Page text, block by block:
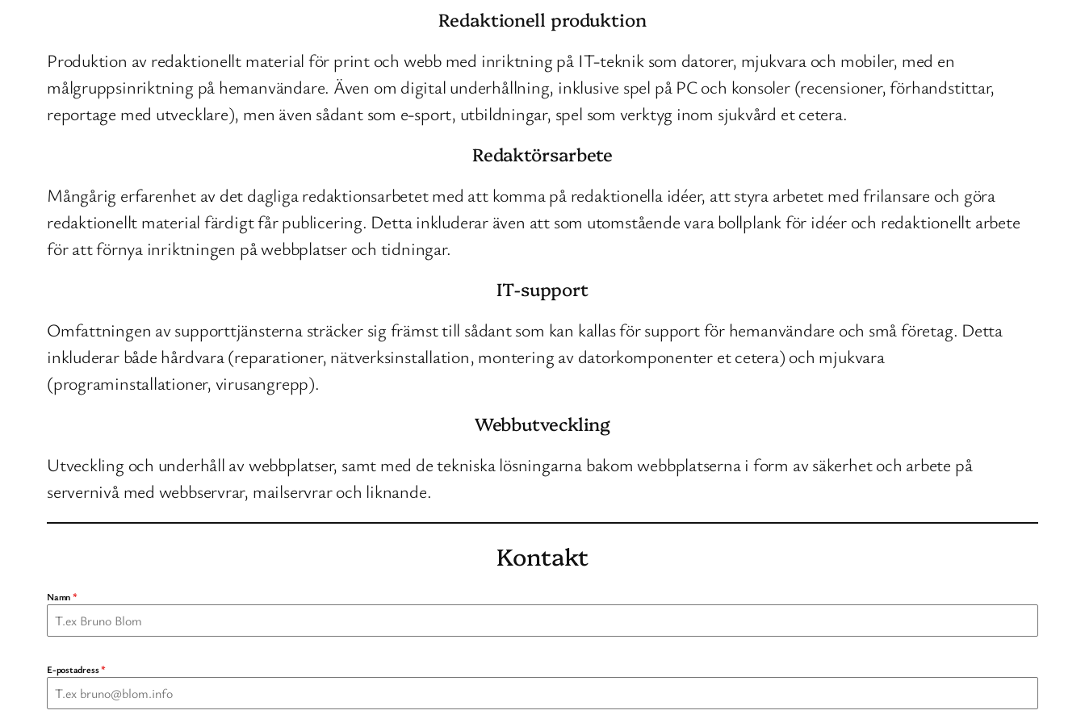
Redaktionell produktion
Produktion av redaktionellt material för print och webb med inriktning på IT-teknik som datorer, mjukvara och mobiler, med en
målgruppsinriktning på hemanvändare. Även om digital underhållning, inklusive spel på PC och konsoler (recensioner, förhandstittar,
reportage med utvecklare), men även sådant som e-sport, utbildningar, spel som verktyg inom sjukvård et cetera.
Redaktörsarbete
Mångårig erfarenhet av det dagliga redaktionsarbetet med att komma på redaktionella idéer, att styra arbetet med frilansare och göra
redaktionellt material färdigt får publicering. Detta inkluderar även att som utomstående vara bollplank för idéer och redaktionellt arbete
för att förnya inriktningen på webbplatser och tidningar.
IT-support
Omfattningen av supporttjänsterna sträcker sig främst till sådant som kan kallas för support för hemanvändare och små företag. Detta
inkluderar både hårdvara (reparationer, nätverksinstallation, montering av datorkomponenter et cetera) och mjukvara
(programinstallationer, virusangrepp).
Webbutveckling
Utveckling och underhåll av webbplatser, samt med de tekniska lösningarna bakom webbplatserna i form av säkerhet och arbete på
servernivå med webbservrar, mailservrar och liknande.
Kontakt
Namn*
E-postadress*